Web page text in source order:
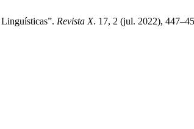
Revista X. 17, 2 (jul. 2022),